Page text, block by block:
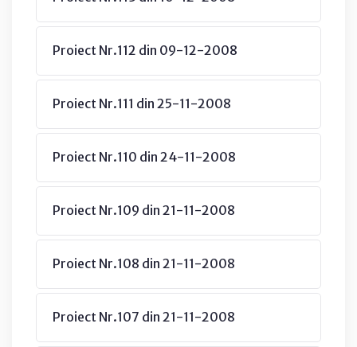
Proiect Nr.112 din 09-12-2008
Proiect Nr.111 din 25-11-2008
Proiect Nr.110 din 24-11-2008
Proiect Nr.109 din 21-11-2008
Proiect Nr.108 din 21-11-2008
Proiect Nr.107 din 21-11-2008